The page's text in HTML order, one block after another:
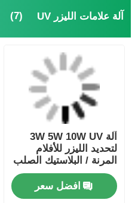
آلة النقش بالليزر الليفي
آلة وسم الليزر المحمولة
آلة الوسم بالليزر CO2
آلة علامات الليزر UV
آلة علامات الليزر UV (7)
آلة 3W 5W 10W UV
لتحديد الليزر للأفلام
المرنة / البلاستيك الصلب
220V 50HZ
افضل سعر